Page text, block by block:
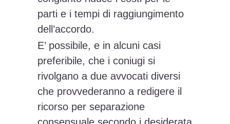
parti e i tempi di raggiungimento
dell’accordo.
E’ possibile, e in alcuni casi
preferibile, che i coniugi si
rivolgano a due avvocati diversi
che provvederanno a redigere il
ricorso per separazione